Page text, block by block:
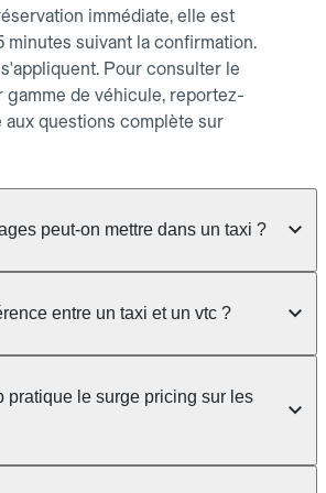
immédiate, elle est
minutes suivant la confirmation.
Pour consulter le
gamme de véhicule, reportez-
aux questions complète sur
peut-on mettre dans un taxi ?
en général jusqu'à 3 bagages
le dans le champ "Message
de la réservation. Le prix n'est
nombre de bagages.
entre un taxi et un vtc ?
directement dans la rue, à une
avec un tarif au
un prix fixe annoncé à
pratique le surge pricing sur les